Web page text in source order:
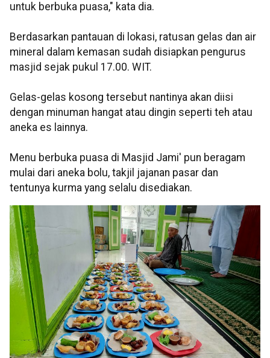
untuk berbuka puasa," kata dia.
Berdasarkan pantauan di lokasi, ratusan gelas dan air
mineral dalam kemasan sudah disiapkan pengurus
masjid sejak pukul 17.00. WIT.
Gelas-gelas kosong tersebut nantinya akan diisi
dengan minuman hangat atau dingin seperti teh atau
aneka es lainnya.
Menu berbuka puasa di Masjid Jami' pun beragam
mulai dari aneka bolu, takjil jajanan pasar dan
tentunya kurma yang selalu disediakan.